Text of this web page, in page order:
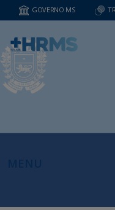
GOVERNO MS